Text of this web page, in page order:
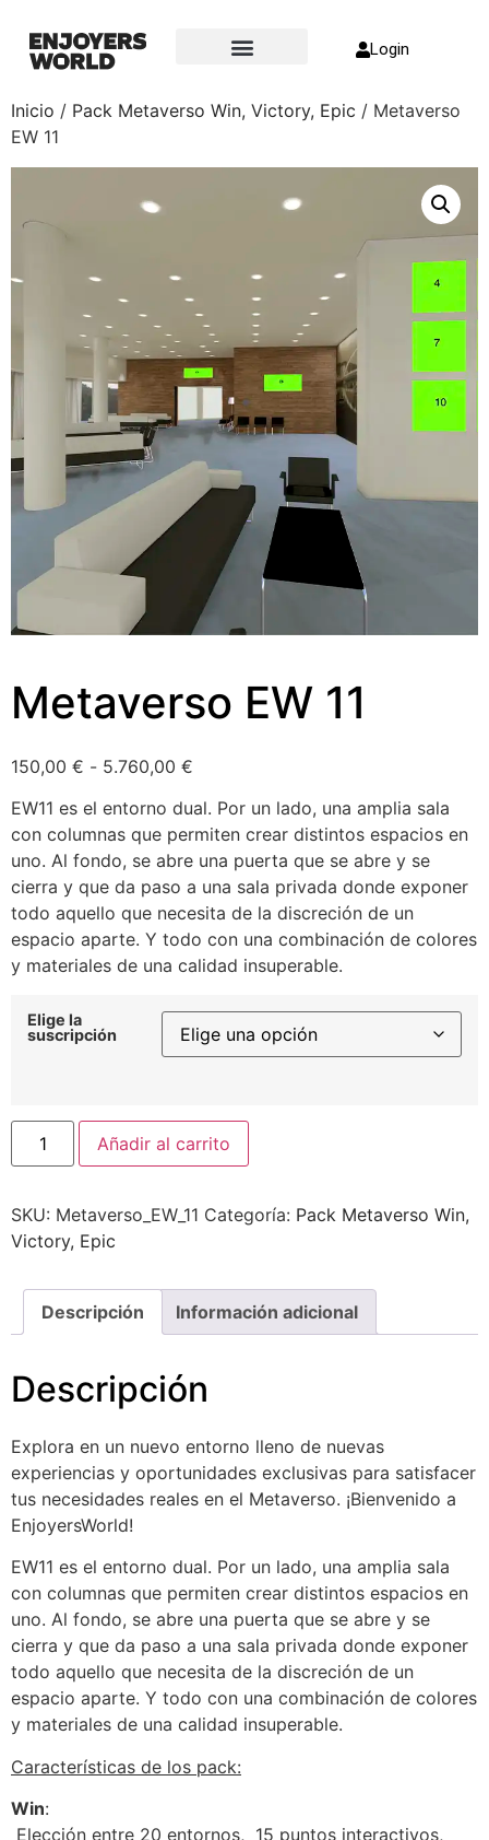
Login
Inicio / Pack Metaverso Win, Victory, Epic / Metaverso
EW 11
Metaverso EW 11
150,00 € - 5.760,00 €
EW11 es el entorno dual. Por un lado, una amplia sala
con columnas que permiten crear distintos espacios en
uno. Al fondo, se abre una puerta que se abre y se
cierra y que da paso a una sala privada donde exponer
todo aquello que necesita de la discreción de un
espacio aparte. Y todo con una combinación de colores
y materiales de una calidad insuperable.
Elige la
suscripción
Añadir al carrito
SKU: Metaverso_EW_11 Categoría: Pack Metaverso Win,
Victory, Epic
Descripción Información adicional
Descripción
Explora en un nuevo entorno lleno de nuevas
experiencias y oportunidades exclusivas para satisfacer
tus necesidades reales en el Metaverso. ¡Bienvenido a
EnjoyersWorld!
EW11 es el entorno dual. Por un lado, una amplia sala
con columnas que permiten crear distintos espacios en
uno. Al fondo, se abre una puerta que se abre y se
cierra y que da paso a una sala privada donde exponer
todo aquello que necesita de la discreción de un
espacio aparte. Y todo con una combinación de colores
y materiales de una calidad insuperable.
Características de los pack:
Win:
Elección entre 20 entornos, 15 puntos interactivos,